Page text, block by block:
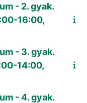
- 2. gyak.
16:00,
- 3. gyak.
14:00,
- 4. gyak.